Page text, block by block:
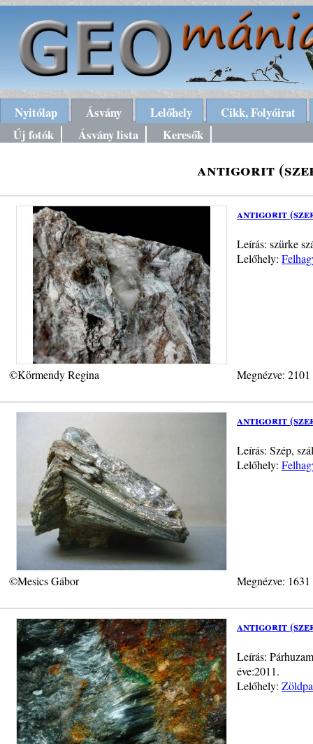
Nyitólap Ásvány Lelőhely
Cikk, Folyóirat
Új fotók
Ásvány lista Keresők
antigorit
antigorit
Leírás: szürke
Lelőhely:
©Körmendy Regina Megnézve:
antigorit
Leírás: Szép,
Lelőhely:
©Mesics Gábor Megnézve:
antigorit
Leírás:
éve:2011.
Lelőhely: